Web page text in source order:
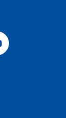
Youtube